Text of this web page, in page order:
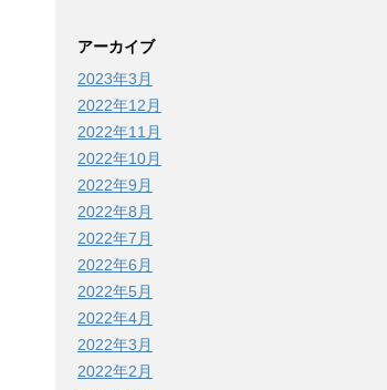
アーカイブ
2023年3月
2022年12月
2022年11月
2022年10月
2022年9月
2022年8月
2022年7月
2022年6月
2022年5月
2022年4月
2022年3月
2022年2月